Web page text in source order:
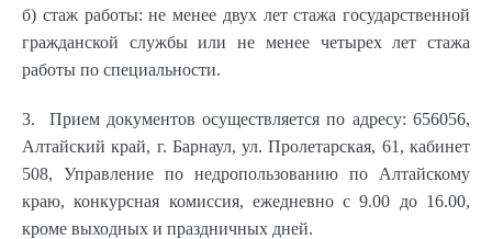
б) стаж работы: не менее двух лет стажа государственной
гражданской службы или не менее четырех лет стажа
работы по специальности.
3. Прием документов осуществляется по адресу: 656056,
Алтайский край, г. Барнаул, ул. Пролетарская, 61, кабинет
508, Управление по недропользованию по Алтайскому
краю, конкурсная комиссия, ежедневно с 9.00 до 16.00,
кроме выходных и праздничных дней.